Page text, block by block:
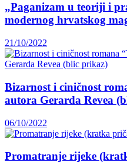
„Paganizam u teoriji i
modernog hrvatskog
21/10/2022
Bizarnost i ciničnost
autora Gerarda Revea
06/10/2022
Promatranje rijeke